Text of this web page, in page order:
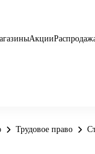
Акции
Трудовое право